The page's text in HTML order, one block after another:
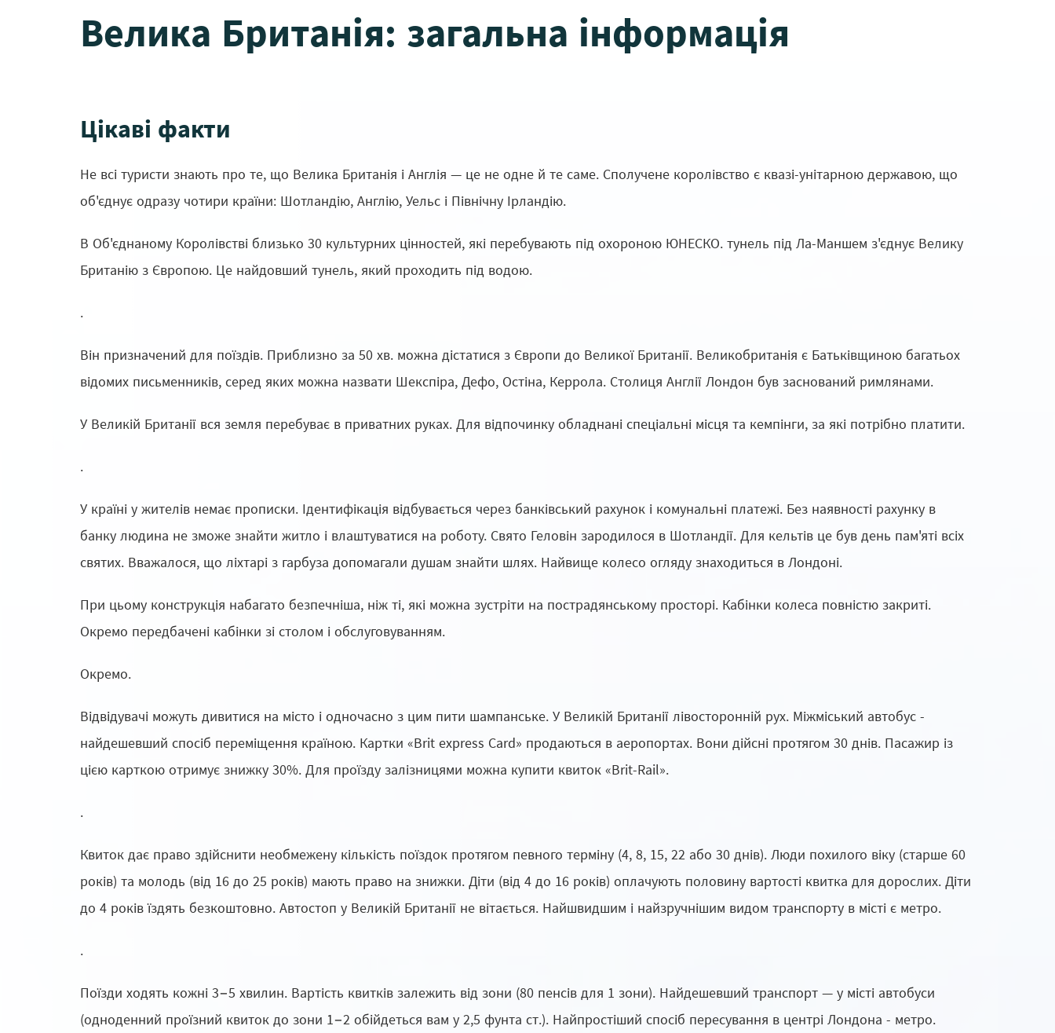
Велика Британія: загальна інформація
Цікаві факти
Не всі туристи знають про те, що Велика Британія і Англія — це не одне й те саме. Сполучене королівство є квазі-унітарною державою, що
об'єднує одразу чотири країни: Шотландію, Англію, Уельс і Північну Ірландію.
В Об'єднаному Королівстві близько 30 культурних цінностей, які перебувають під охороною ЮНЕСКО. тунель під Ла-Маншем з'єднує Велику
Британію з Європою. Це найдовший тунель, який проходить під водою.
.
Він призначений для поїздів. Приблизно за 50 хв. можна дістатися з Європи до Великої Британії. Великобританія є Батьківщиною багатьох
відомих письменників, серед яких можна назвати Шекспіра, Дефо, Остіна, Керрола. Столиця Англії Лондон був заснований римлянами.
У Великій Британії вся земля перебуває в приватних руках. Для відпочинку обладнані спеціальні місця та кемпінги, за які потрібно платити.
.
У країні у жителів немає прописки. Ідентифікація відбувається через банківський рахунок і комунальні платежі. Без наявності рахунку в
банку людина не зможе знайти житло і влаштуватися на роботу. Свято Геловін зародилося в Шотландії. Для кельтів це був день пам'яті всіх
святих. Вважалося, що ліхтарі з гарбуза допомагали душам знайти шлях. Найвище колесо огляду знаходиться в Лондоні.
При цьому конструкція набагато безпечніша, ніж ті, які можна зустріти на пострадянському просторі. Кабінки колеса повністю закриті.
Окремо передбачені кабінки зі столом і обслуговуванням.
Окремо.
Відвідувачі можуть дивитися на місто і одночасно з цим пити шампанське. У Великій Британії лівосторонній рух. Міжміський автобус -
найдешевший спосіб переміщення країною. Картки «Brit express Card» продаються в аеропортах. Вони дійсні протягом 30 днів. Пасажир із
цією карткою отримує знижку 30%. Для проїзду залізницями можна купити квиток «Brit-Rail».
.
Квиток дає право здійснити необмежену кількість поїздок протягом певного терміну (4, 8, 15, 22 або 30 днів). Люди похилого віку (старше 60
років) та молодь (від 16 до 25 років) мають право на знижки. Діти (від 4 до 16 років) оплачують половину вартості квитка для дорослих. Діти
до 4 років їздять безкоштовно. Автостоп у Великій Британії не вітається. Найшвидшим і найзручнішим видом транспорту в місті є метро.
.
Поїзди ходять кожні 3−5 хвилин. Вартість квитків залежить від зони (80 пенсів для 1 зони). Найдешевший транспорт — у місті автобуси
(одноденний проїзний квиток до зони 1−2 обійдеться вам у 2,5 фунта ст.). Найпростіший спосіб пересування в центрі Лондона - метро.